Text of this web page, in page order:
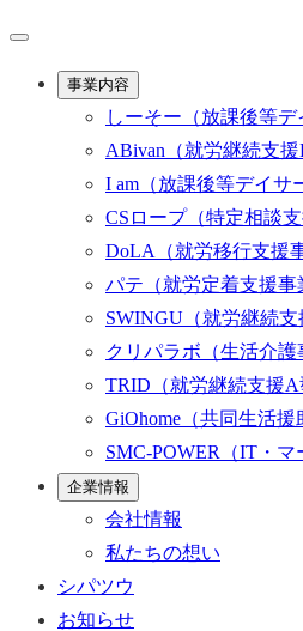
事業内容
しーそー （放課後等デ
ABivan （就労継続支
I am （放課後等デイサ
CSロープ（特定相談支
DoLA
（就労移行支援
パテ （就労定着支援事
SWINGU （就労継続
クリパラボ （生活介護
TRID （就労継続支援A
GiOhome （共同生活援
SMC-POWER
（IT・マ
企業情報
会社情報
私たちの想い
シパツウ
お知らせ